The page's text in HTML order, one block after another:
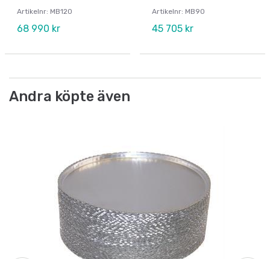
Artikelnr: MB120
68 990 kr
Artikelnr: MB90
45 705 kr
Andra köpte även